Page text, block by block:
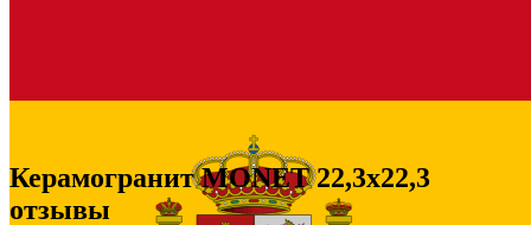
Керамогранит MONET 22,3x22,3
отзывы